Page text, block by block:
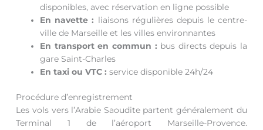
disponibles, avec réservation en ligne possible
En navette : liaisons régulières depuis le centre-
ville de Marseille et les villes environnantes
En transport en commun : bus directs depuis la
gare Saint-Charles
En taxi ou VTC : service disponible 24h/24
Procédure d’enregistrement
Les vols vers l’Arabie Saoudite partent généralement du
Terminal 1 de l’aéroport Marseille-Provence.